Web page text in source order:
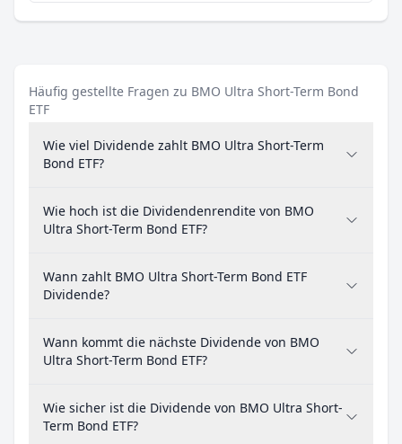
Häufig gestellte Fragen zu BMO Ultra Short-Term Bond
ETF
Wie viel Dividende zahlt BMO Ultra Short-Term
Bond ETF?
Wie hoch ist die Dividendenrendite von BMO
Ultra Short-Term Bond ETF?
Wann zahlt BMO Ultra Short-Term Bond ETF
Dividende?
Wann kommt die nächste Dividende von BMO
Ultra Short-Term Bond ETF?
Wie sicher ist die Dividende von BMO Ultra Short-
Term Bond ETF?